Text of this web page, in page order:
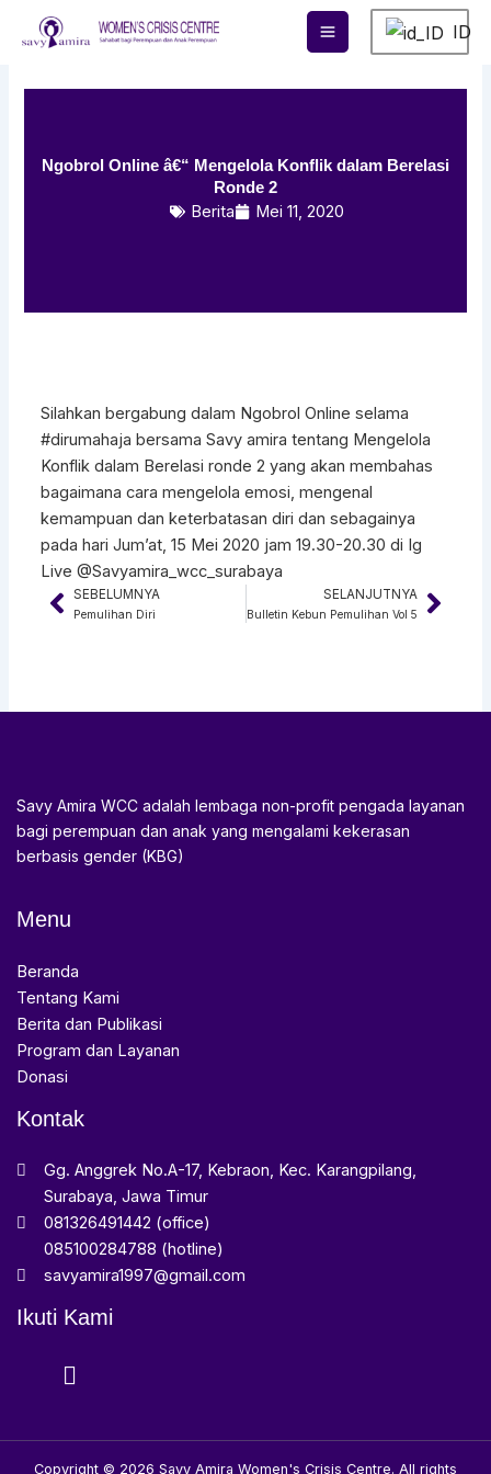
Lewati
ID
Ngobrol Online â€“ Mengelola Konflik dalam Berelasi
Ronde 2
Berita Mei 11, 2020
Silahkan bergabung dalam Ngobrol Online selama
#dirumahaja bersama Savy amira tentang Mengelola
Konflik dalam Berelasi ronde 2 yang akan membahas
bagaimana cara mengelola emosi, mengenal
kemampuan dan keterbatasan diri dan sebagainya
pada hari Jum’at, 15 Mei 2020 jam 19.30-20.30 di Ig
Live @Savyamira_wcc_surabaya
Prev
SEBELUMNYA
Pemulihan Diri
SELANJUTNYA
Bulletin Kebun Pemulihan Vol 5Next
Savy Amira WCC adalah lembaga non-profit pengada layanan
bagi perempuan dan anak yang mengalami kekerasan
berbasis gender (KBG)
Menu
Beranda
Tentang Kami
Berita dan Publikasi
Program dan Layanan
Donasi
Kontak
Gg. Anggrek No.A-17, Kebraon, Kec. Karangpilang,
Surabaya, Jawa Timur
081326491442 (office)
085100284788 (hotline)
savyamira1997@gmail.com
Ikuti Kami
Copyright © 2026 Savy Amira Women's Crisis Centre. All rights